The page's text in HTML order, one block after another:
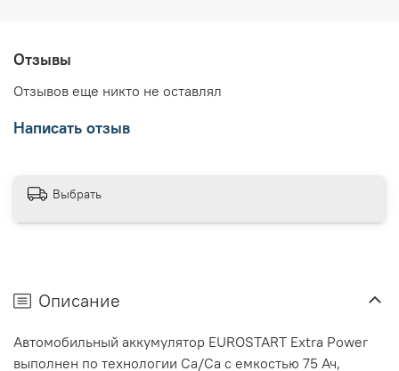
Отзывы
Отзывов еще никто не оставлял
Написать отзыв
Выбрать
Описание
Автомобильный аккумулятор EUROSTART Extra Power
выполнен по технологии Ca/Ca с емкостью 75 Ач,